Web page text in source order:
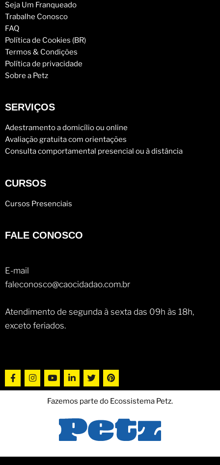
Seja Um Franqueado
Trabalhe Conosco
FAQ
Política de Cookies (BR)
Termos & Condições
Política de privacidade
Sobre a Petz
SERVIÇOS
Adestramento a domicílio ou online
Avaliação gratuita com orientações
Consulta comportamental presencial ou à distância
CURSOS
Cursos Presenciais
FALE CONOSCO
E-mail
faleconosco@caocidadao.com.br
Atendimento de segunda à sexta das 09h às 18h,
exceto feriados.
Fazemos parte do Ecossistema Petz.